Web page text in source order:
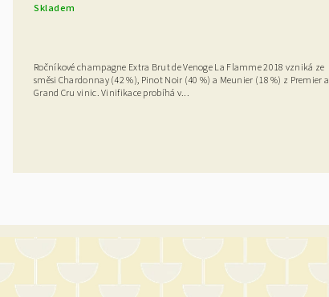
Skladem
Ročníkové champagne Extra Brut de Venoge La Flamme 2018 vzniká ze
směsi Chardonnay (42 %), Pinot Noir (40 %) a Meunier (18 %) z Premier a
Grand Cru vinic. Vinifikace probíhá v...